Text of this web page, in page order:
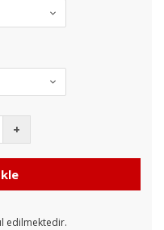
+
edilmektedir.